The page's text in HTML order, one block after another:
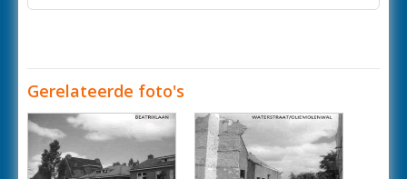
Gerelateerde foto's